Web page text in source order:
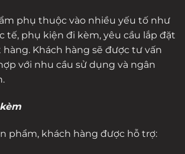
phụ thuộc vào nhiều yếu tố như
tế, phụ kiện đi kèm, yêu cầu lắp đặt
hàng. Khách hàng sẽ được tư vấn
với nhu cầu sử dụng và ngân
phẩm, khách hàng được hỗ trợ: